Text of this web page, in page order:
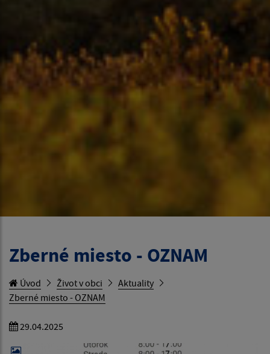
Zberné miesto - OZNAM
Úvod Život v obci
Aktuality
Zberné miesto - OZNAM
29.04.2025